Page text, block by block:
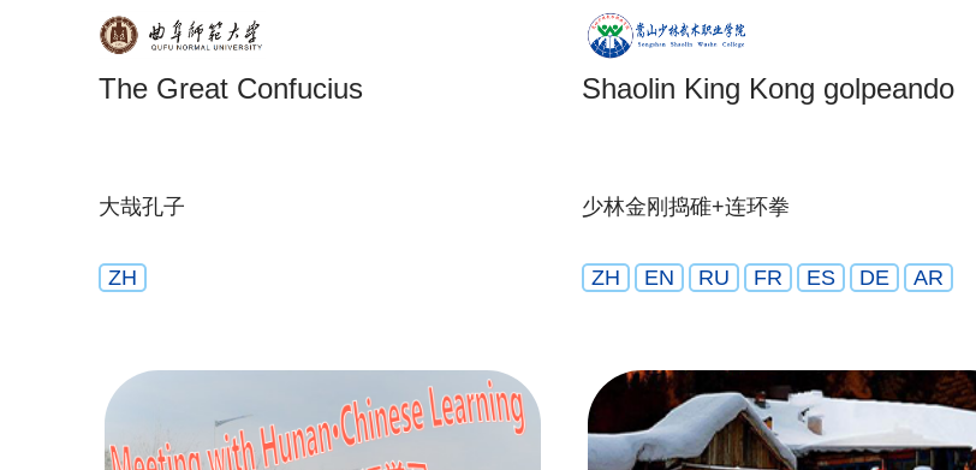
The Great Confucius
大哉孔子
ZH
Shaolin King Kong golpeando
少林金刚捣碓+连环拳
ZH EN RU FR ES DE AR